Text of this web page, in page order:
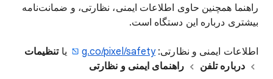
راهنما همچنین حاوی اطلاعات ایمنی، نظارتی، و ضمانت‌نامه
بیشتری درباره این دستگاه است.
اطلاعات ایمنی و نظارتی:g.co/pixel/safety یاتنظیمات
درباره تلفن
راهنمای ایمنی و نظارتی